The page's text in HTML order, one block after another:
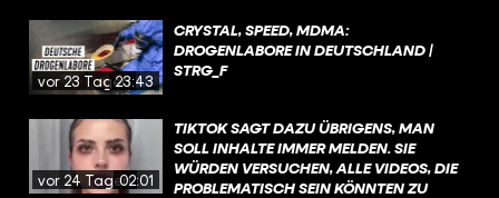
vor 23 Tagen23:43
CRYSTAL, SPEED, MDMA:
DROGENLABORE IN DEUTSCHLAND |
STRG_F
vor 24 Tagen02:01
TIKTOK SAGT DAZU ÜBRIGENS, MAN
SOLL INHALTE IMMER MELDEN. SIE
WÜRDEN VERSUCHEN, ALLE VIDEOS, DIE
PROBLEMATISCH SEIN KÖNNTEN ZU